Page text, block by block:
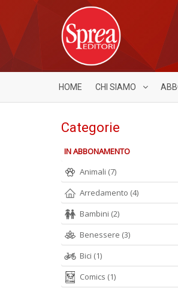
HOME CHI SIAMO
Categorie
IN ABBONAMENTO
Animali (7)
Arredamento (4)
Bambini (2)
Benessere (3)
Bici (1)
Comics (1)